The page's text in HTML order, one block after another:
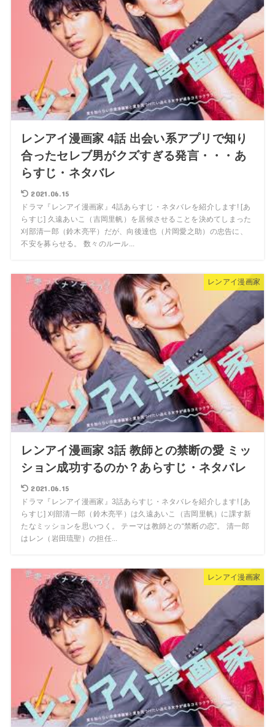
レンアイ漫画家 4話 出会い系アプリで知り
合ったセレブ男がクズすぎる発言・・・あ
らすじ・ネタバレ
2021.06.15
ドラマ『レンアイ漫画家』4話あらすじ・ネタバレを紹介します! [あ
らすじ] 久遠あいこ（吉岡里帆）を居候させることを決めてしまった
刈部清一郎（鈴木亮平）だが、向後達也（片岡愛之助）の忠告に、
不安を募らせる。 数々のルール...
レンアイ漫画家
レンアイ漫画家 3話 教師との禁断の愛 ミッ
ション成功するのか？あらすじ・ネタバレ
2021.06.15
ドラマ『レンアイ漫画家』3話あらすじ・ネタバレを紹介します! [あ
らすじ] 刈部清一郎（鈴木亮平）は久遠あいこ（吉岡里帆）に課す新
たなミッションを思いつく。 テーマは教師との“禁断の恋”。 清一郎
はレン（岩田琉聖）の担任...
レンアイ漫画家